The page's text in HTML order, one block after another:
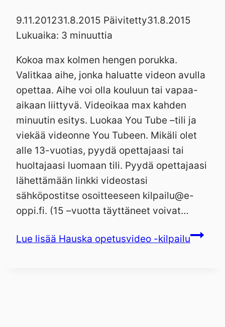
9.11.201231.8.2015 Päivitetty31.8.2015
Lukuaika: 3 minuuttia
Kokoa max kolmen hengen porukka.
Valitkaa aihe, jonka haluatte videon avulla
opettaa. Aihe voi olla kouluun tai vapaa-
aikaan liittyvä. Videoikaa max kahden
minuutin esitys. Luokaa You Tube –tili ja
viekää videonne You Tubeen. Mikäli olet
alle 13-vuotias, pyydä opettajaasi tai
huoltajaasi luomaan tili. Pyydä opettajaasi
lähettämään linkki videostasi
sähköpostitse osoitteeseen kilpailu@e-
oppi.fi. (15 –vuotta täyttäneet voivat…
Lue lisää Hauska opetusvideo -kilpailu